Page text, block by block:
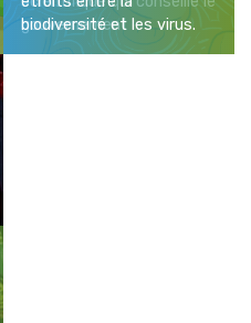
gouvernement
biodiversité et les virus.